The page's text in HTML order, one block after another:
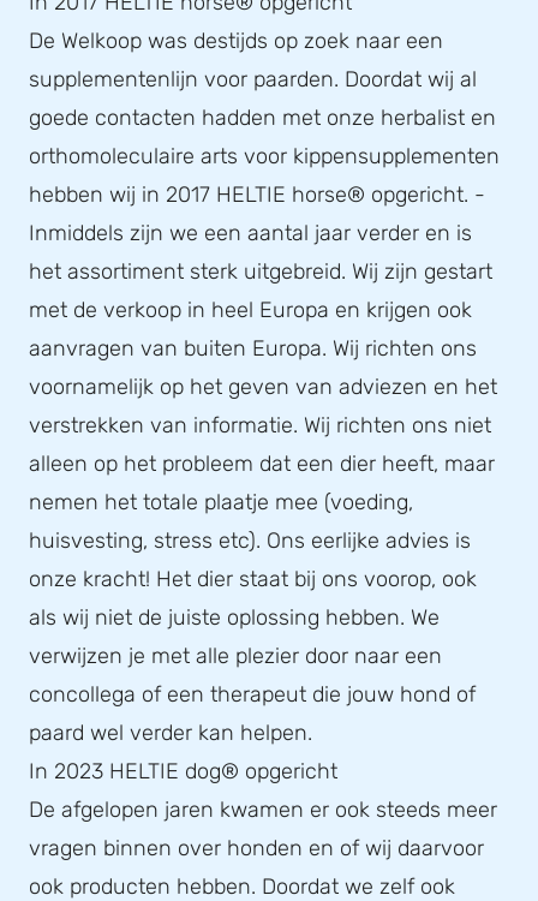
De Welkoop was destijds op zoek naar een
supplementenlijn voor paarden. Doordat wij al
goede contacten hadden met onze herbalist en
orthomoleculaire arts voor kippensupplementen
hebben wij in 2017 HELTIE horse® opgericht. -
Inmiddels zijn we een aantal jaar verder en is
het assortiment sterk uitgebreid. Wij zijn gestart
met de verkoop in heel Europa en krijgen ook
aanvragen van buiten Europa. Wij richten ons
voornamelijk op het geven van adviezen en het
verstrekken van informatie. Wij richten ons niet
alleen op het probleem dat een dier heeft, maar
nemen het totale plaatje mee (voeding,
huisvesting, stress etc). Ons eerlijke advies is
onze kracht! Het dier staat bij ons voorop, ook
als wij niet de juiste oplossing hebben. We
verwijzen je met alle plezier door naar een
concollega of een therapeut die jouw hond of
paard wel verder kan helpen.
In 2023 HELTIE dog® opgericht
De afgelopen jaren kwamen er ook steeds meer
vragen binnen over honden en of wij daarvoor
ook producten hebben. Doordat we zelf ook